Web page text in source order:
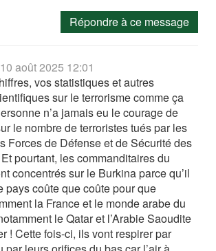
Répondre à ce message
10 août 2025 12:01
vos statistiques et autres
sur le terrorisme comme ça
n’a jamais eu le courage de
le nombre de terroristes tués par les
Forces de Défense et de Sécurité des
pourtant, les commanditaires du
concentrés sur le Burkina parce qu’il
pays coûte que coûte pour que
la France et le monde arabe du
le Qatar et l’Arabie Saoudite
! Cette fois-ci, ils vont respirer par